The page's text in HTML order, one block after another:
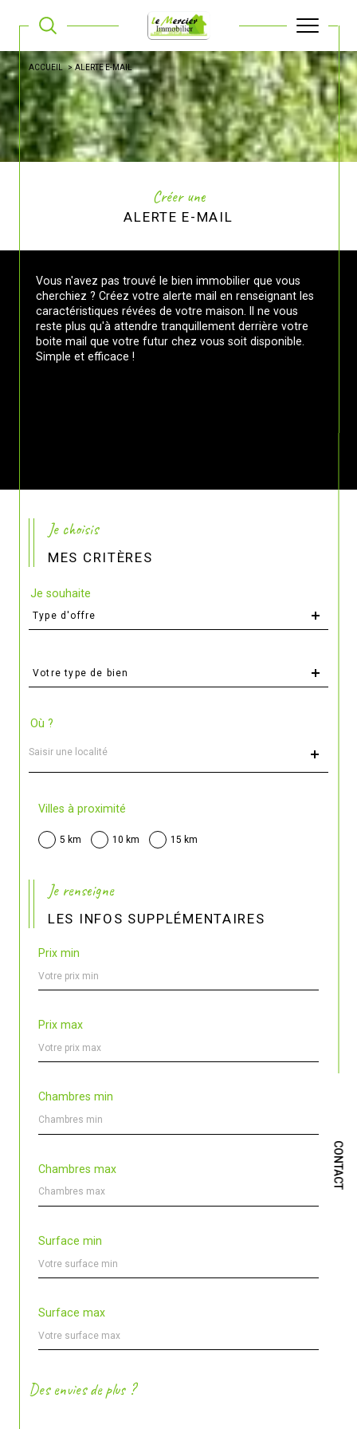
CONTACT
ACCUEIL ALERTE E-MAIL
Créer une
ALERTE E-MAIL
Vous n'avez pas trouvé le bien immobilier que vous
cherchiez ? Créez votre alerte mail en renseignant les
caractéristiques révées de votre maison. Il ne vous
reste plus qu'à attendre tranquillement derrière votre
boite mail que votre futur chez vous soit disponible.
Simple et efficace !
Je choisis
MES CRITÈRES
Je souhaite
d'offre
Type d'offre
d'offre
Votre type de bien
Où ?
Villes à proximité
5 km 10 km 15 km
Je renseigne
LES INFOS SUPPLÉMENTAIRES
Prix min
Prix max
Chambres min
Chambres max
Surface min
Surface max
Des envies de plus ?